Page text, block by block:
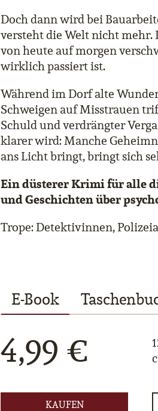
Doch dann wird bei
versteht die Welt nicht mehr.
von heute auf morgen
wirklich passiert ist.
Während im Dorf alte
Schweigen auf Misstrauen
Schuld und verdrängter
klarer wird: Manche
ans Licht bringt, bringt sich
Ein düsterer Krimi für alle
und Geschichten über
Trope: Detektivinnen,
E-Book
4,99 €
KAUFEN